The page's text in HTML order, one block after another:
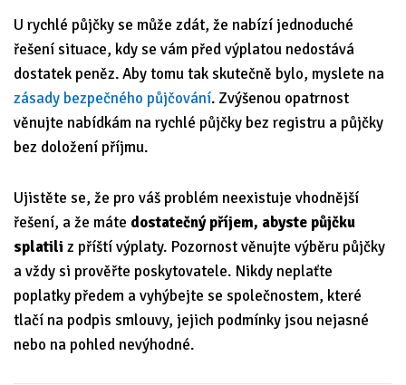
U rychlé půjčky se může zdát, že nabízí jednoduché
řešení situace, kdy se vám před výplatou nedostává
dostatek peněz. Aby tomu tak skutečně bylo, myslete na
zásady bezpečného půjčování. Zvýšenou opatrnost
věnujte nabídkám na rychlé půjčky bez registru a půjčky
bez doložení příjmu.
Ujistěte se, že pro váš problém neexistuje vhodnější
řešení, a že máte dostatečný příjem, abyste půjčku
splatili z příští výplaty. Pozornost věnujte výběru půjčky
a vždy si prověřte poskytovatele. Nikdy neplaťte
poplatky předem a vyhýbejte se společnostem, které
tlačí na podpis smlouvy, jejich podmínky jsou nejasné
nebo na pohled nevýhodné.